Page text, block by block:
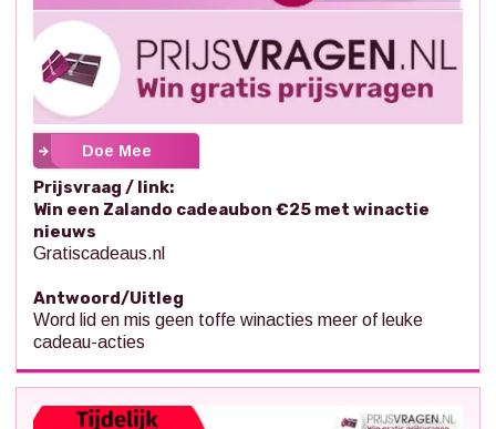
Doe Mee
Prijsvraag / link:
Win een Zalando cadeaubon €25 met winactie
nieuws
Gratiscadeaus.nl
Antwoord/Uitleg
Word lid en mis geen toffe winacties meer of leuke
cadeau-acties